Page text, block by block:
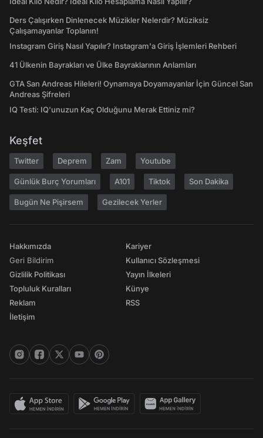
Ders Çalışırken Dinlenecek Müzikler Nelerdir? Müziksiz
Çalışamayanlar Toplanın!
Instagram Giriş Nasıl Yapılır? Instagram'a Giriş İşlemleri Rehberi
41 Ülkenin Bayrakları ve Ülke Bayraklarının Anlamları
GTA San Andreas Hileleri! Oynamaya Doyamayanlar İçin Güncel San
Andreas Şifreleri
IQ Testi: IQ'unuzun Kaç Olduğunu Merak Ettiniz mi?
Keşfet
Twitter Deprem Zam Youtube
Günlük Burç Yorumları A101 Tiktok Son Dakika
Bugün Ne Pişirsem Gezilecek Yerler
Hakkımızda
Geri Bildirim
Gizlilik Politikası
Topluluk Kuralları
Reklam
İletişim
Kariyer
Kullanıcı Sözleşmesi
Yayın İlkeleri
Künye
RSS